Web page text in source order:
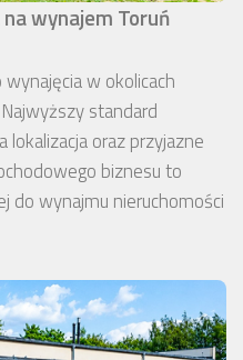
wynajem Toruń
w okolicach
standard
lokalizacja oraz przyjazne
biznesu to
do wynajmu nieruchomości